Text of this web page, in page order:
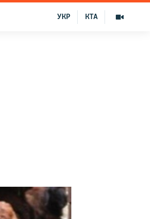
КТА
УКР